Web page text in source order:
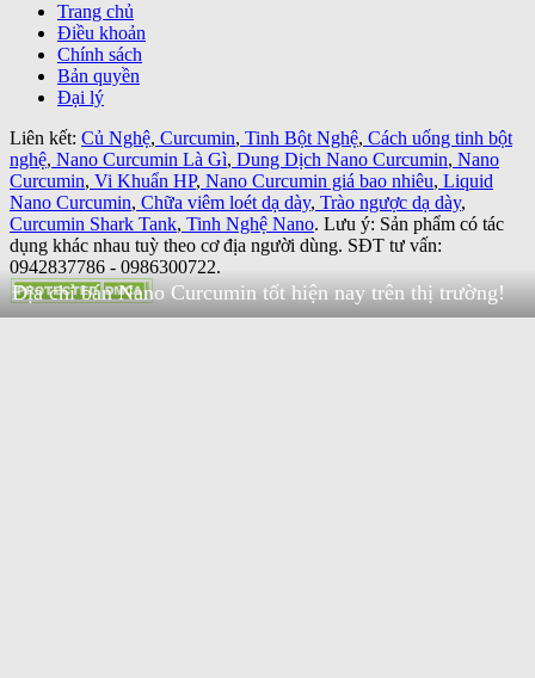
Địa chỉ bán Nano Curcumin tốt hiện nay trên thị trường!
Trang chủ
Điều khoản
Chính sách
Bản quyền
Đại lý
Liên kết: Củ Nghệ, Curcumin, Tinh Bột Nghệ, Cách uống tinh bột
nghệ, Nano Curcumin Là Gì, Dung Dịch Nano Curcumin, Nano
Curcumin, Vi Khuẩn HP, Nano Curcumin giá bao nhiêu, Liquid
Nano Curcumin, Chữa viêm loét dạ dày, Trào ngược dạ dày,
Curcumin Shark Tank, Tinh Nghệ Nano. Lưu ý: Sản phẩm có tác
dụng khác nhau tuỳ theo cơ địa người dùng. SĐT tư vấn:
0942837786 - 0986300722.